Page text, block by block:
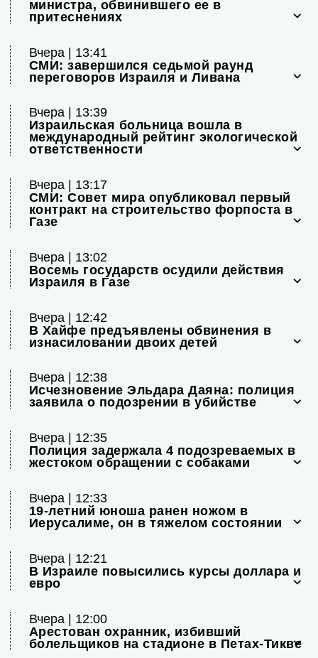
министра, обвинившего ее в
притеснениях
Вчера | 13:41
СМИ: завершился седьмой раунд
переговоров Израиля и Ливана
Вчера | 13:39
Израильская больница вошла в
международный рейтинг экологической
ответственности
Вчера | 13:17
СМИ: Совет мира опубликовал первый
контракт на строительство форпоста в
Газе
Вчера | 13:02
Восемь государств осудили действия
Израиля в Газе
Вчера | 12:42
В Хайфе предъявлены обвинения в
изнасиловании двоих детей
Вчера | 12:38
Исчезновение Эльдара Даяна: полиция
заявила о подозрении в убийстве
Вчера | 12:35
Полиция задержала 4 подозреваемых в
жестоком обращении с собаками
Вчера | 12:33
19-летний юноша ранен ножом в
Иерусалиме, он в тяжелом состоянии
Вчера | 12:21
В Израиле повысились курсы доллара и
евро
Вчера | 12:00
Арестован охранник, избивший
болельщиков на стадионе в Петах-Тикве